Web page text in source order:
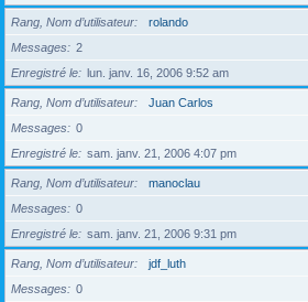
Rang, Nom d’utilisateur
rolando
Messages
2
Enregistré le
lun. janv. 16, 2006 9:52 am
Rang, Nom d’utilisateur
Juan Carlos
Messages
0
Enregistré le
sam. janv. 21, 2006 4:07 pm
Rang, Nom d’utilisateur
manoclau
Messages
0
Enregistré le
sam. janv. 21, 2006 9:31 pm
Rang, Nom d’utilisateur
jdf_luth
Messages
0